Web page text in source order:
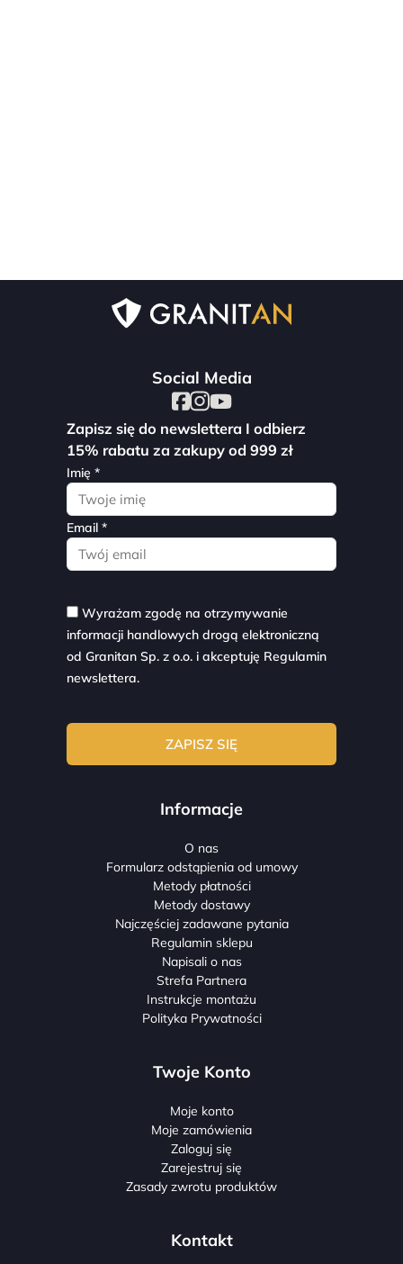
Social Media
Zapisz się do newslettera I odbierz
15% rabatu za zakupy od 999 zł
Imię *
Email *
Wyrażam zgodę na otrzymywanie
informacji handlowych drogą elektroniczną
od Granitan Sp. z o.o. i akceptuję Regulamin
newslettera.
Informacje
O nas
Formularz odstąpienia od umowy
Metody płatności
Metody dostawy
Najczęściej zadawane pytania
Regulamin sklepu
Napisali o nas
Strefa Partnera
Instrukcje montażu
Polityka Prywatności
Twoje Konto
Moje konto
Moje zamówienia
Zaloguj się
Zarejestruj się
Zasady zwrotu produktów
Kontakt